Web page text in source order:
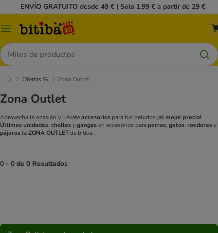
ENVÍO GRATUITO desde 49 € | Solo 1,99 € a partir de 29 €
Menú
Buscar
Ofertas % Zona Outlet
Zona Outlet
Aprovecha la ocasión y llévateaccesorios para tus peludos ¡al mejor precio!
Últimas unidades, chollosygangasen accesorios para perros, gatos, roedoresy
pájaros laZONA OUTLETde bitiba.
0 - 0 de 0 Resultados